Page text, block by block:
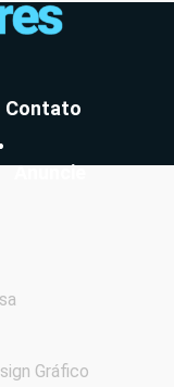
Contato
Anuncie
Gráfico